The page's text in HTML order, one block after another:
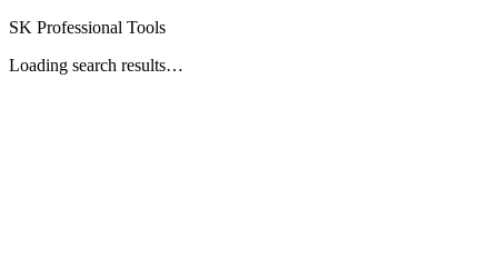
SK Professional Tools
Loading search results…